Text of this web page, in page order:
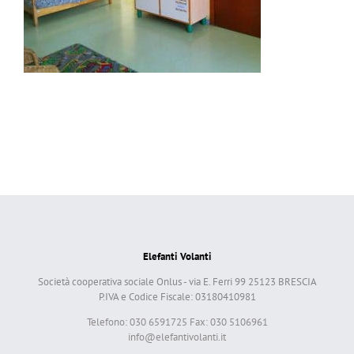
Elefanti Volanti
Società cooperativa sociale Onlus - via E. Ferri 99 25123 BRESCIA
P.IVA e Codice Fiscale: 03180410981
Telefono: 030 6591725 Fax: 030 5106961
info@elefantivolanti.it